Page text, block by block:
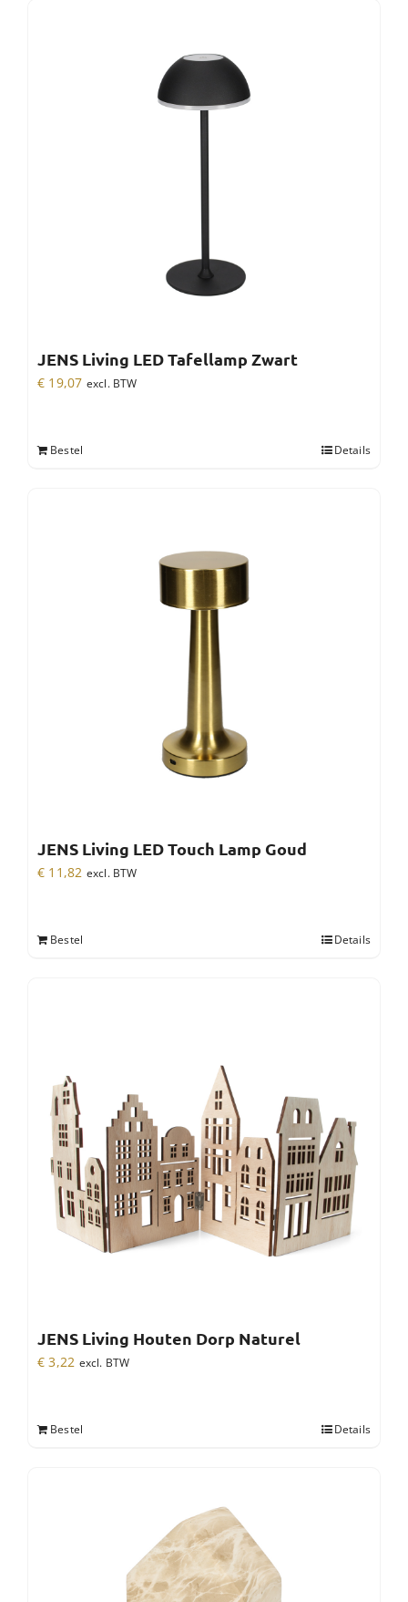
JENS Living LED Tafellamp Zwart
€ 19,07 excl. BTW
Bestel Details
JENS Living LED Touch Lamp Goud
€ 11,82 excl. BTW
Bestel Details
JENS Living Houten Dorp Naturel
€ 3,22 excl. BTW
Bestel Details